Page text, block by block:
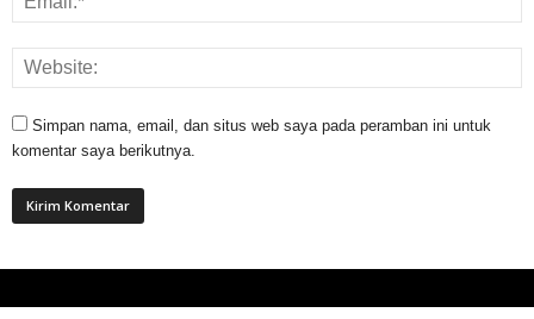
Simpan nama, email, dan situs web saya pada peramban ini untuk
komentar saya berikutnya.